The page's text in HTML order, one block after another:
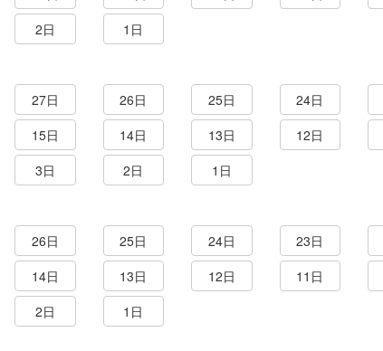
2日 1日
27日 26日 25日 24日
15日 14日 13日 12日
3日 2日 1日
26日 25日 24日 23日
14日 13日 12日 11日
2日 1日